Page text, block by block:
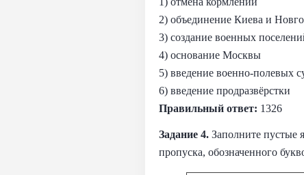
2) объединение Киева и
3) создание военных
4) основание Москвы
5) введение военно-полевых
6) введение продразвёрстки
Правильный ответ: 1326
Задание 4. Заполните пустые
пропуска, обозначенного